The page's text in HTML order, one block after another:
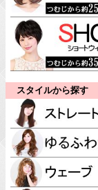
スタイルから探す